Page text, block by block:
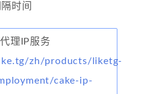
时间
理IP服务
zh/products/liketg-
cake-ip-